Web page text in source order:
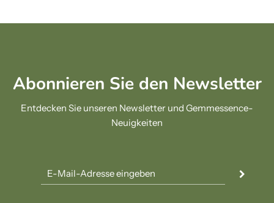
Abonnieren Sie den Newsletter
Entdecken Sie unseren Newsletter und Gemmessence-
Neuigkeiten